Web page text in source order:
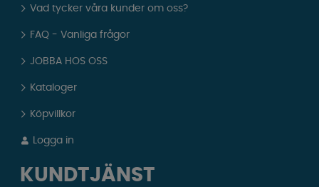
Vad tycker våra kunder om oss?
FAQ - Vanliga frågor
JOBBA HOS OSS
Kataloger
Köpvillkor
Logga in
KUNDTJÄNST